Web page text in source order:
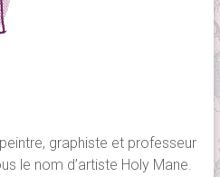
graphiste et professeur
le nom d’artiste Holy Mane.